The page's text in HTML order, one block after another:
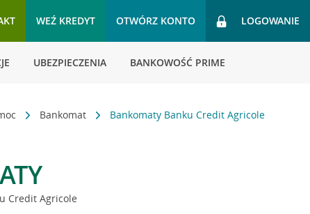
WEŹ KREDYT OTWÓRZ KONTO LOGOWANIE
UBEZPIECZENIA BANKOWOŚĆ PRIME
Bankomat Bankomaty Banku Credit Agricole
Credit Agricole